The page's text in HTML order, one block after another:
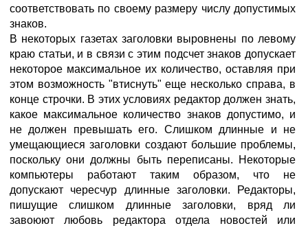
соответствовать по своему размеру числу допустимых
знаков.
В некоторых газетах заголовки выровнены по левому
краю статьи, и в связи с этим подсчет знаков допускает
некоторое максимальное их количество, оставляя при
этом возможность "втиснуть" еще несколько справа, в
конце строчки. В этих условиях редактор должен знать,
какое максимальное количество знаков допустимо, и
не должен превышать его. Слишком длинные и не
умещающиеся заголовки создают большие проблемы,
поскольку они должны быть переписаны. Некоторые
компьютеры работают таким образом, что не
допускают чересчур длинные заголовки. Редакторы,
пишущие слишком длинные заголовки, вряд ли
завоюют любовь редактора отдела новостей или